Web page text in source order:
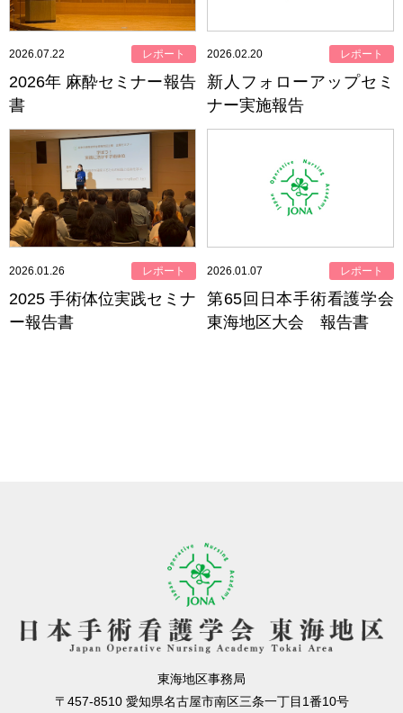
2026.07.22 レポート
2026年 麻酔セミナー報告
書
2026.02.20 レポート
新人フォローアップセミ
ナー実施報告
2026.01.26 レポート
2025 手術体位実践セミナ
ー報告書
2026.01.07 レポート
第65回日本手術看護学会
東海地区大会 報告書
東海地区事務局
〒457-8510 愛知県名古屋市南区三条一丁目1番10号